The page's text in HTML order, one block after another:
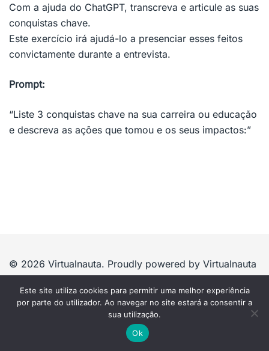
Com a ajuda do ChatGPT, transcreva e articule as suas
conquistas chave.
Este exercício irá ajudá-lo a presenciar esses feitos
convictamente durante a entrevista.
Prompt:
“Liste 3 conquistas chave na sua carreira ou educação
e descreva as ações que tomou e os seus impactos:”
© 2026 Virtualnauta. Proudly powered by Virtualnauta
Este site utiliza cookies para permitir uma melhor experiência
por parte do utilizador. Ao navegar no site estará a consentir a
sua utilização.
Ok